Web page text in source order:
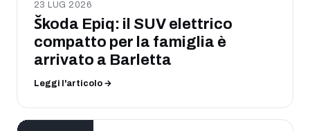
23 LUG 2026
Škoda Epiq: il SUV elettrico
compatto per la famiglia è
arrivato a Barletta
Leggi l'articolo →